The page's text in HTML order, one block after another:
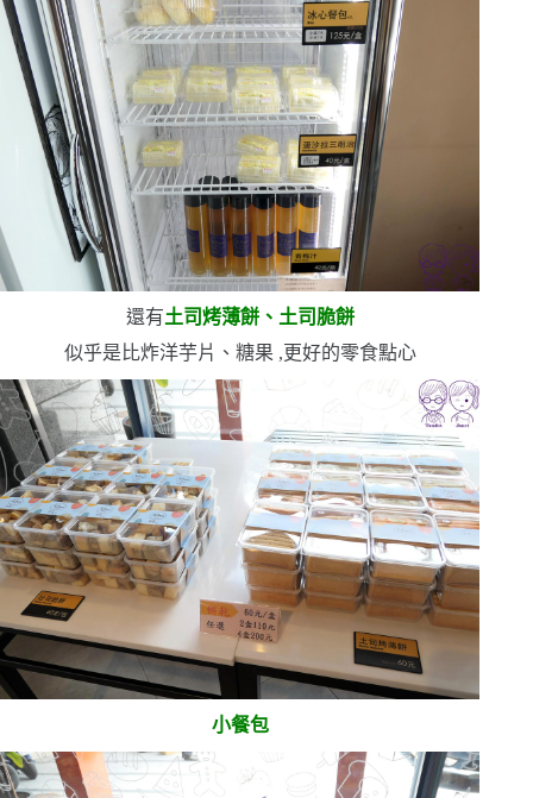
還有土司烤薄餅、土司脆餅
似乎是比炸洋芋片、糖果 ,更好的零食點心
小餐包